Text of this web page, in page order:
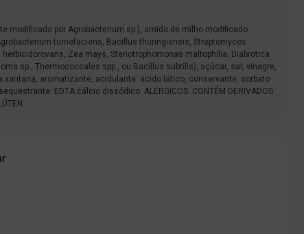
modificado por Agrobacterium sp.), amido de milho modificado
tumefaciens, Bacillus thuringiensis, Streptomyces
Zea mays, Stenotrophomonas maltophilia, Diabrotica
sp., Thermococcales spp., ou Bacillus subtilis), açúcar, sal, vinagre,
xantana, aromatizante, acidulante: ácido lático, conservante: sorbato
EDTA cálcio dissódico. ALÉRGICOS: CONTÉM DERIVADOS